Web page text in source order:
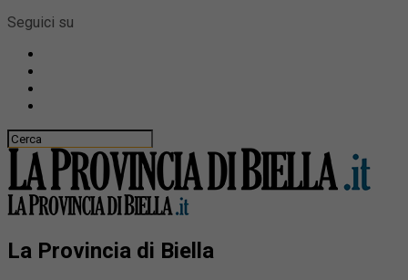
Seguici su
La Provincia di Biella